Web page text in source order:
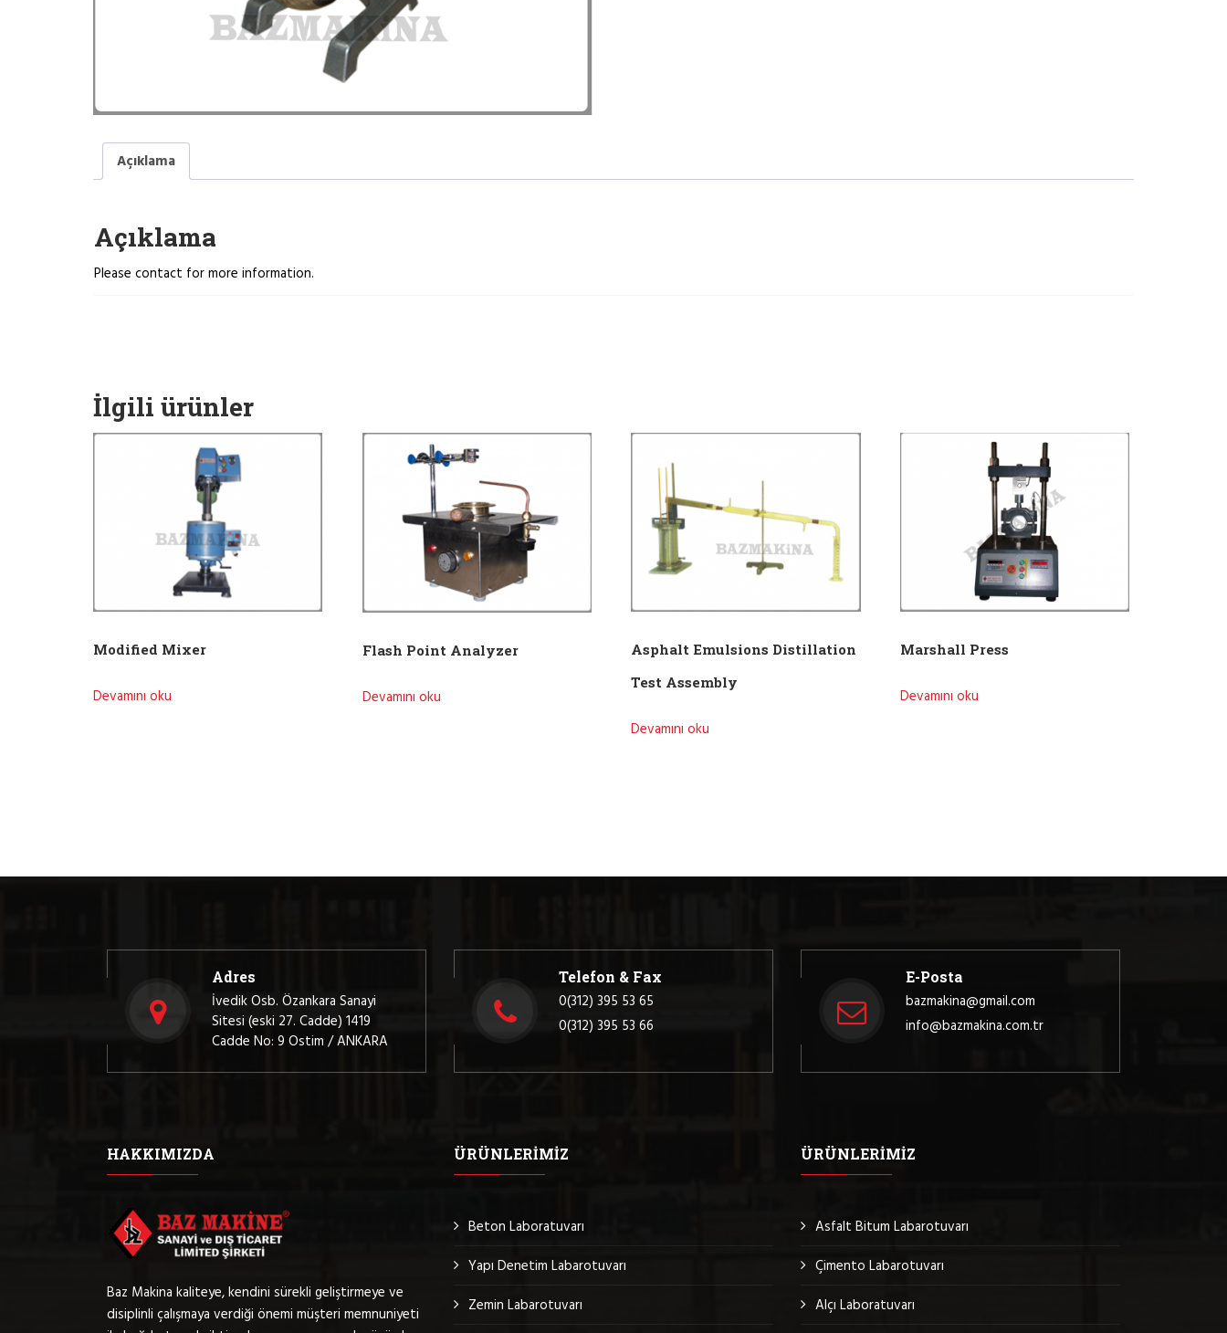
Açıklama
Açıklama
Please contact for more information.
İlgili ürünler
Modified Mixer
Devamını oku
Flash Point Analyzer
Devamını oku
Asphalt Emulsions Distillation
Test Assembly
Devamını oku
Marshall Press
Devamını oku
Adres
İvedik Osb. Özankara Sanayi
Sitesi (eski 27. Cadde) 1419
Cadde No: 9 Ostim / ANKARA
Telefon & Fax
0(312) 395 53 65
0(312) 395 53 66
E-Posta
bazmakina@gmail.com
info@bazmakina.com.tr
HAKKIMIZDA
Baz Makina kaliteye, kendini sürekli geliştirmeye ve
disiplinli çalışmaya verdiği önemi müşteri memnuniyeti
ÜRÜNLERIMIZ
Beton Laboratuvarı
Yapı Denetim Labarotuvarı
Zemin Labarotuvarı
ÜRÜNLERIMIZ
Asfalt Bitum Labarotuvarı
Çimento Labarotuvarı
Alçı Laboratuvarı